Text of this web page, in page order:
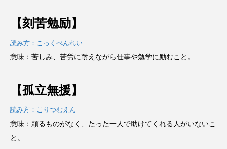
【刻苦勉励】
読み方：こっくべんれい
意味：苦しみ、苦労に耐えながら仕事や勉学に励むこと。
【孤立無援】
読み方：こりつむえん
意味：頼るものがなく、たった一人で助けてくれる人がいないこ
と。